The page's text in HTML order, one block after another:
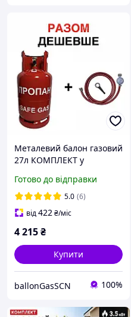
Металевий балон газовий
27л КОМПЛЕКТ у
Італія
Готово до відправки
5.0 (6)
від422₴/міс
4 215₴
Купити
ballonGasSCN 100%